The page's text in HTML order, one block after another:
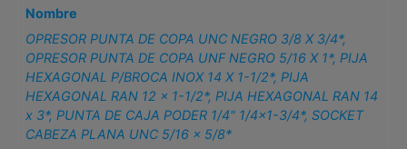
Nombre
OPRESOR PUNTA DE COPA UNC NEGRO 3/8 X 3/4*,
OPRESOR PUNTA DE COPA UNF NEGRO 5/16 X 1*,PIJA
HEXAGONAL P/BROCA INOX 14 X 1-1/2*,PIJA
HEXAGONAL RAN 12 x 1-1/2*,PIJA HEXAGONAL RAN 14
x 3*,PUNTA DE CAJA PODER 1/4" 1/4×1-3/4*,SOCKET
CABEZA PLANA UNC 5/16 x 5/8*